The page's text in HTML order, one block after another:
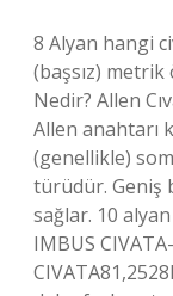
8 Alyan hangi
(başsız) metrik
Nedir? Allen
Allen anahtarı
(genellikle)
türüdür. Geniş
sağlar. 10
IMBUS